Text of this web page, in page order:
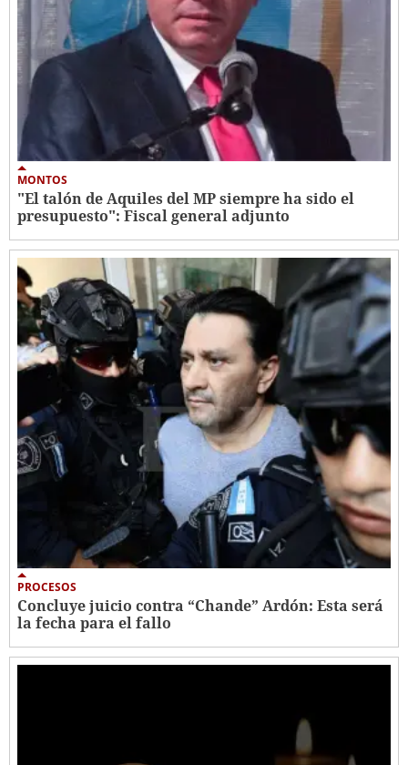
MONTOS
"El talón de Aquiles del MP siempre ha sido el
presupuesto": Fiscal general adjunto
PROCESOS
Concluye juicio contra “Chande” Ardón: Esta será
la fecha para el fallo